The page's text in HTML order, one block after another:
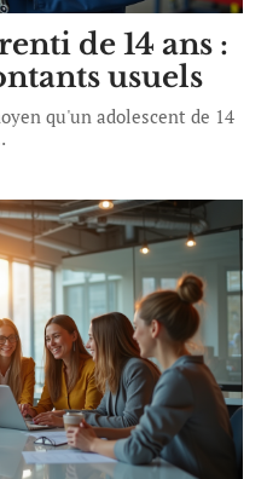
de 14 ans :
usuels
qu'un adolescent de 14